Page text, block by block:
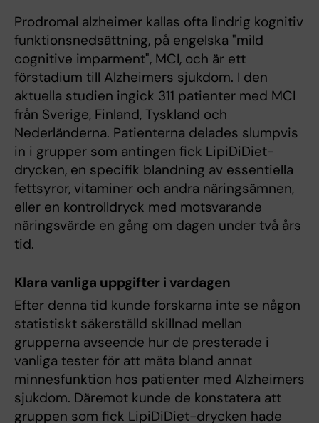
Prodromal alzheimer kallas ofta lindrig kognitiv
funktionsnedsättning, på engelska "mild
cognitive imparment", MCI, och är ett
förstadium till Alzheimers sjukdom. I den
aktuella studien ingick 311 patienter med MCI
från Sverige, Finland, Tyskland och
Nederländerna. Patienterna delades slumpvis
in i grupper som antingen fick LipiDiDiet-
drycken, en specifik blandning av essentiella
fettsyror, vitaminer och andra näringsämnen,
eller en kontrolldryck med motsvarande
näringsvärde en gång om dagen under två års
tid.
Klara vanliga uppgifter i vardagen
Efter denna tid kunde forskarna inte se någon
statistiskt säkerställd skillnad mellan
grupperna avseende hur de presterade i
vanliga tester för att mäta bland annat
minnesfunktion hos patienter med Alzheimers
sjukdom. Däremot kunde de konstatera att
gruppen som fick LipiDiDiet-drycken hade